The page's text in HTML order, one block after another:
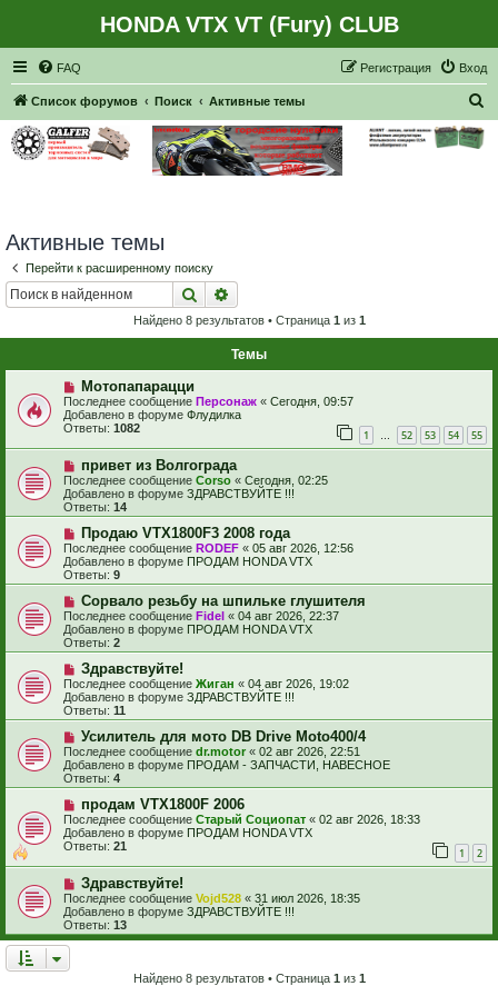
HONDA VTX VT (Fury) CLUB
FAQ Вход
Регистрация
Список форумов Поиск Активные темы
Активные темы
Перейти к расширенному поиску
Поиск
Найдено 8 результатов • Страница 1 из 1
Темы
Н
о
в
о
с
о
о
б
щ
е
н
и
е
Мотопапарацци
Последнее сообщение Персонаж « Сегодня, 09:57
Добавлено в форуме Флудилка
Ответы: 1082 1 … 52 53 54 55
Н
о
в
о
е
с
о
о
б
щ
е
н
и
е
привет из Волгограда
Последнее сообщение Corso « Сегодня, 02:25
Добавлено в форуме ЗДРАВСТВУЙТЕ !!!
Ответы: 14
Н
о
в
о
е
с
о
б
щ
е
н
и
е
Продаю VTX1800F3 2008 года
Последнее сообщение RODEF « 05 авг 2026, 12:56
Добавлено в форуме ПРОДАМ HONDA VTX
Ответы: 9
Н
о
в
о
е
с
о
о
б
щ
е
н
и
е
Сорвало резьбу на шпильке глушителя
Последнее сообщение Fidel « 04 авг 2026, 22:37
Добавлено в форуме ПРОДАМ HONDA VTX
Ответы: 2
Н
о
в
о
е
с
о
о
б
щ
е
н
и
е
Здравствуйте!
Последнее сообщение Жиган « 04 авг 2026, 19:02
Добавлено в форуме ЗДРАВСТВУЙТЕ !!!
Ответы: 11
Н
о
в
о
е
с
о
о
б
щ
е
н
и
е
Усилитель для мото DB Drive Moto400/4
Последнее сообщение dr.motor « 02 авг 2026, 22:51
Добавлено в форуме ПРОДАМ - ЗАПЧАСТИ, НАВЕСНОЕ
Ответы: 4
Н
о
в
о
е
с
о
о
б
щ
е
продам VTX1800F 2006
Последнее сообщение Старый Социопат « 02 авг 2026, 18:33
Добавлено в форуме ПРОДАМ HONDA VTX
Ответы: 21 1 2
Н
о
в
о
е
Здравствуйте!
Последнее сообщение Vojd528 « 31 июл 2026, 18:35
Добавлено в форуме ЗДРАВСТВУЙТЕ !!!
Ответы: 13
Найдено 8 результатов • Страница 1 из 1